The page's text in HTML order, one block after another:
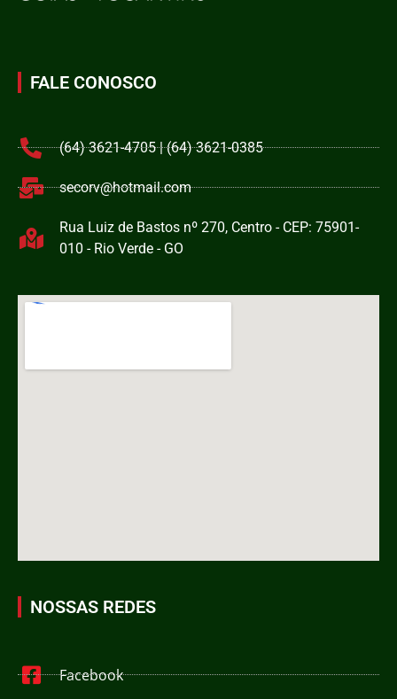
FALE CONOSCO
(64) 3621-4705 | (64) 3621-0385
secorv@hotmail.com
Rua Luiz de Bastos nº 270, Centro - CEP: 75901-
010 - Rio Verde - GO
NOSSAS REDES
Facebook